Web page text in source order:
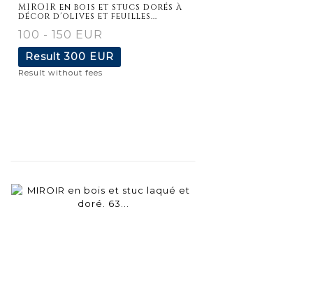
MIROIR en bois et stucs dorés à
décor d'olives et feuilles...
100 - 150 EUR
Result300 EUR
Result without fees